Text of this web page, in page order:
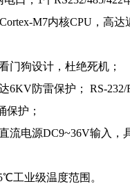
M7内核CPU，高达
门狗设计，杜绝死机；
防雷保护； RS-232/
保护；
流电源DC9~36V输入，
工业级温度范围。